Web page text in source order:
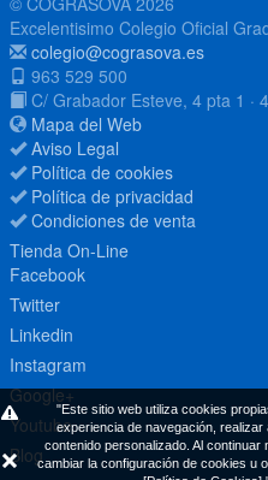
"Este sitio web utiliza cookies
experiencia de navegación,
contenido personalizado. Al
cambiar la configuración de cookies u
Excelentisimo Colegio Oficial
colegio@cograsova.es
963 529 500
C/ Grabador Esteve, 4 pta 1 ·
Mapa del Web
Aviso Legal
Política de cookies
Política de privacidad
Condiciones de venta
Tienda On-Line
Facebook
Twitter
Linkedin
Instagram
Google+
Youtube
Blog